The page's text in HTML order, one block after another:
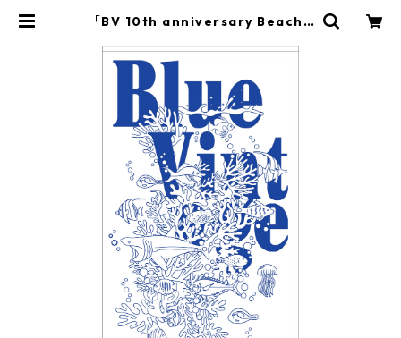
「BV 10th anniversary Beach t
EC Shop